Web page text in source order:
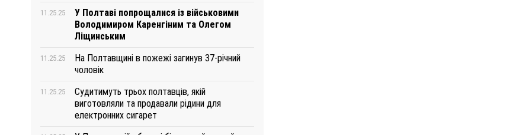
11.25.25
У Полтаві попрощалися із військовими
Володимиром Каренгіним та Олегом
Ліщинським
11.25.25
На Полтавщині в пожежі загинув 37-річний
чоловік
11.25.25
Судитимуть трьох полтавців, якій
виготовляли та продавали рідини для
електронних сигарет